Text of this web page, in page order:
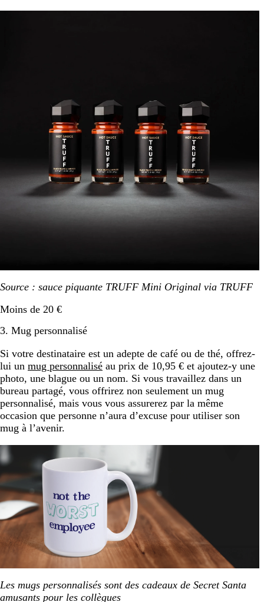
Source : sauce piquante TRUFF Mini Original via TRUFF
Moins de 20 €
3. Mug personnalisé
Si votre destinataire est un adepte de café ou de thé, offrez-
lui un mug personnalisé au prix de 10,95 € et ajoutez-y une
photo, une blague ou un nom. Si vous travaillez dans un
bureau partagé, vous offrirez non seulement un mug
personnalisé, mais vous vous assurerez par la même
occasion que personne n’aura d’excuse pour utiliser son
mug à l’avenir.
Les mugs personnalisés sont des cadeaux de Secret Santa
amusants pour les collègues